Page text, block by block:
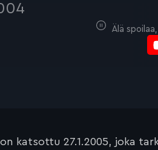
Älä
katsottu 27.1.2005, joka